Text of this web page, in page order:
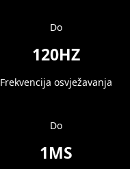
Do
120HZ
Frekvencija osvježavanja
Do
1MS